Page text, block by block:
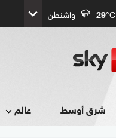
29°C واشنطن
شرق أوسط عالم